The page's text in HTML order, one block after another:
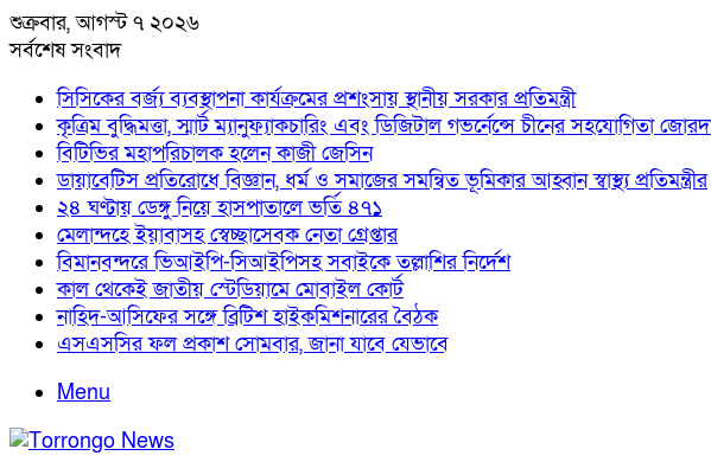
শুক্রবার, আগস্ট ৭ ২০২৬
সর্বশেষ সংবাদ
সিসিকের বর্জ্য ব্যবস্থাপনা কার্যক্রমের প্রশংসায় স্থানীয় সরকার প্রতিমন্ত্রী
কৃত্রিম বুদ্ধিমত্তা, স্মার্ট ম্যানুফ্যাকচারিং এবং ডিজিটাল গভর্নেন্সে চীনের সহযোগিতা
বিটিভির মহাপরিচালক হলেন কাজী জেসিন
ডায়াবেটিস প্রতিরোধে বিজ্ঞান, ধর্ম ও সমাজের সমন্বিত ভূমিকার আহ্বান স্বাস্থ্য প্রতিমন্ত্রীর
২৪ ঘণ্টায় ডেঙ্গু নিয়ে হাসপাতালে ভর্তি ৪৭১
মেলান্দহে ইয়াবাসহ স্বেচ্ছাসেবক নেতা গ্রেপ্তার
বিমানবন্দরে ভিআইপি-সিআইপিসহ সবাইকে তল্লাশির নির্দেশ
কাল থেকেই জাতীয় স্টেডিয়ামে মোবাইল কোর্ট
নাহিদ-আসিফের সঙ্গে ব্রিটিশ হাইকমিশনারের বৈঠক
এসএসসির ফল প্রকাশ সোমবার, জানা যাবে যেভাবে
Menu